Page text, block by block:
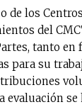
en tu correo
daily clipping
of vaping
in your
de los
del
tanto en
para su
evaluación se